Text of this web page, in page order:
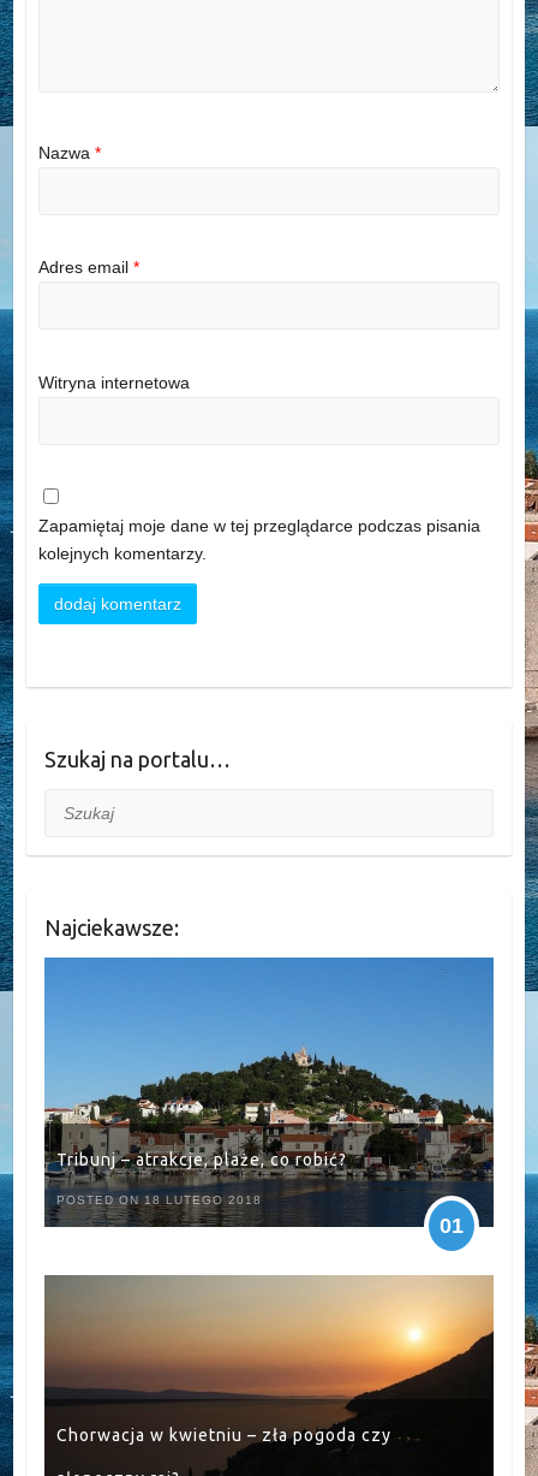
Nazwa *
Adres email *
Witryna internetowa
Zapamiętaj moje dane w tej przeglądarce podczas pisania
kolejnych komentarzy.
Szukaj na portalu…
Szukaj
Najciekawsze:
Tribunj – atrakcje, plaże, co robić?
POSTED ON 18 LUTEGO 2018
01
Chorwacja w kwietniu – zła pogoda czy